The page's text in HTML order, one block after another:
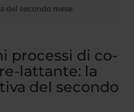
del secondo mese
processi di co-
lattante: la
del secondo